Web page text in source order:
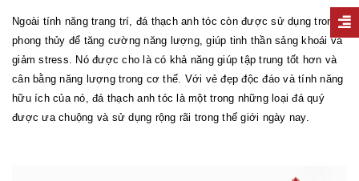
Ngoài tính năng trang trí, đá thạch anh tóc còn được sử dụng trong
phong thủy để tăng cường năng lượng, giúp tinh thần sảng khoái và
giảm stress. Nó được cho là có khả năng giúp tập trung tốt hơn và
cân bằng năng lượng trong cơ thể. Với vẻ đẹp độc đáo và tính năng
hữu ích của nó, đá thạch anh tóc là một trong những loại đá quý
được ưa chuộng và sử dụng rộng rãi trong thế giới ngày nay.